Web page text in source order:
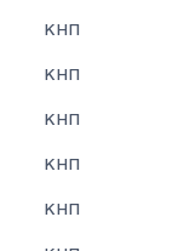
КНП
КНП
КНП
КНП
КНП